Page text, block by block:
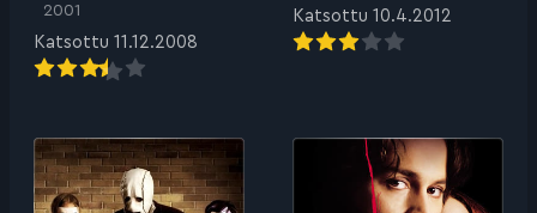
2001
Katsottu 11.12.2008
Katsottu 10.4.2012